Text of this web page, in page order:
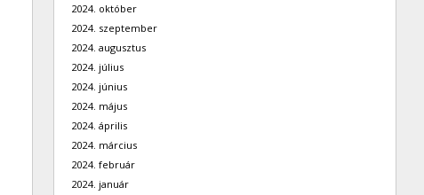
2024. október
2024. szeptember
2024. augusztus
2024. július
2024. június
2024. május
2024. április
2024. március
2024. február
2024. január